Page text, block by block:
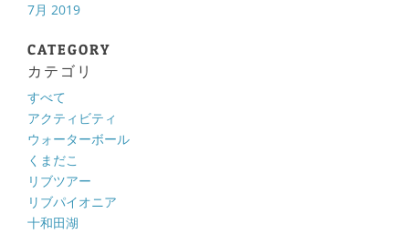
7月 2019
CATEGORY
カテゴリ
すべて
アクティビティ
ウォーターボール
くまだこ
リブツアー
リブパイオニア
十和田湖